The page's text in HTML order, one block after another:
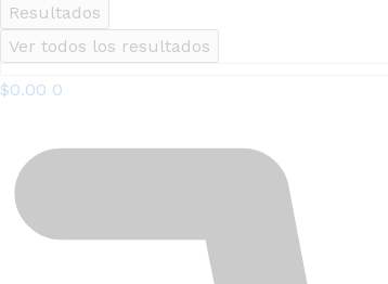
Resultados
Ver todos los resultados
$0.00 0